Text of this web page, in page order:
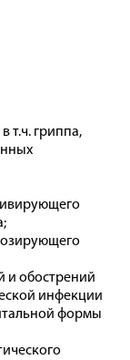
т.ч. гриппа,
и обострений
инфекции
формы